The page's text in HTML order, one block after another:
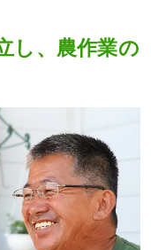
し、農作業の